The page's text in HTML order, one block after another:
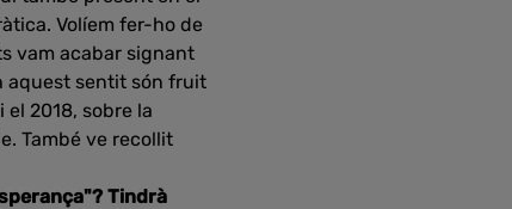
Volíem fer-ho de
vam acabar signant
aquest sentit són fruit
2018, sobre la
També ve recollit
Tindrà